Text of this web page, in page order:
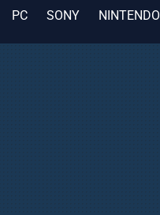
PC SONY NINTENDO